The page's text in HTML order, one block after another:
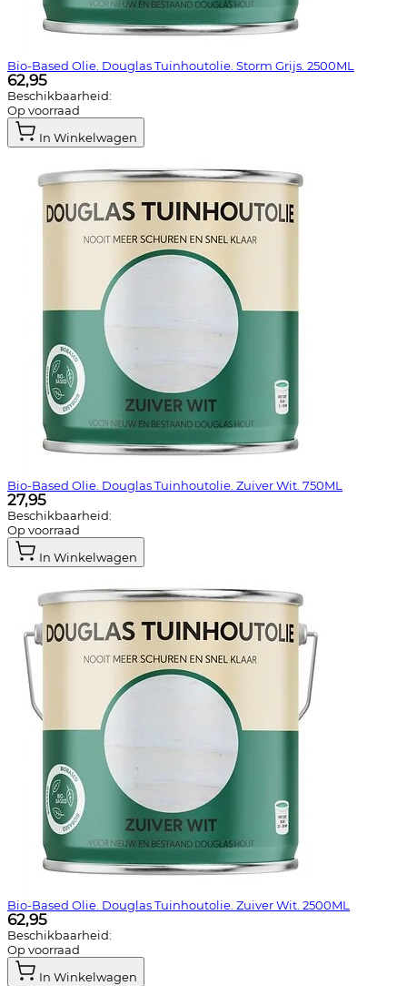
Bio-Based Olie. Douglas Tuinhoutolie. Storm Grijs. 2500ML
62,95
Beschikbaarheid:
Op voorraad
In Winkelwagen
Bio-Based Olie. Douglas Tuinhoutolie. Zuiver Wit. 750ML
27,95
Beschikbaarheid:
Op voorraad
In Winkelwagen
Bio-Based Olie. Douglas Tuinhoutolie. Zuiver Wit. 2500ML
62,95
Beschikbaarheid:
Op voorraad
In Winkelwagen